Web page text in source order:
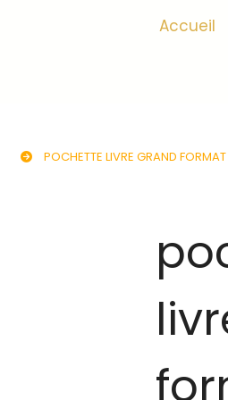
Accueil
POCHETTE LIVRE GRAND FORMAT